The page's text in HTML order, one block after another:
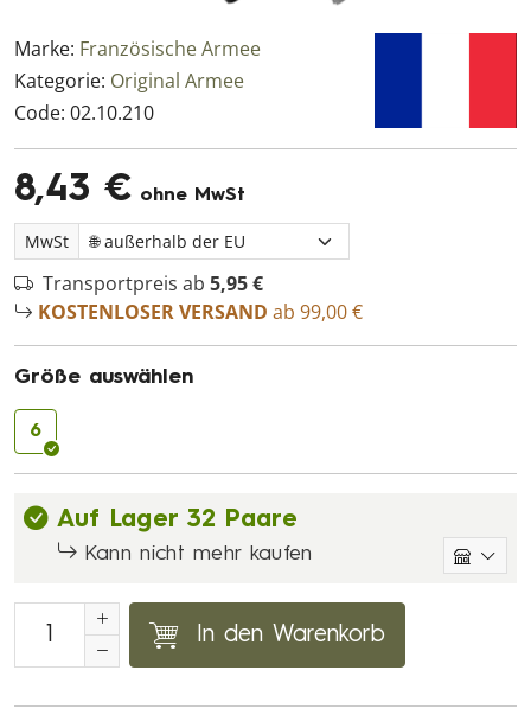
Marke: Französische Armee
Kategorie: Original Armee
Code: 02.10.210
8,43 € ohne MwSt
MwSt
Transportpreis ab 5,95 €
KOSTENLOSER VERSAND ab 99,00 €
Größe auswählen
6
Auf Lager 32 Paare
Kann nicht mehr kaufen
In den Warenkorb